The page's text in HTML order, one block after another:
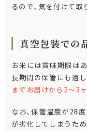
るので、気を付けて取
真空包装での
お米には賞味期限は
長期間の保管にも適し
までお届けから2～3
なお、保管温度が28
が劣化してしまうた